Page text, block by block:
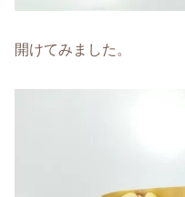
開けてみました。